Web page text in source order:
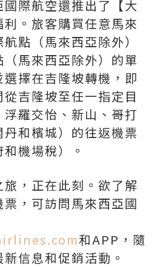
際航空還推出了【大
。旅客購買任意馬來
點（馬來西亞除外）
馬來西亞除外）的單
擇在吉隆坡轉機，即
吉隆坡至任一指定目
羅交怡、新山、哥打
和檳城）的往返機票
和機場稅）。
，正在此刻。欲了解
，可訪問馬來西亞國
和APP，隨
信息和促銷活動。